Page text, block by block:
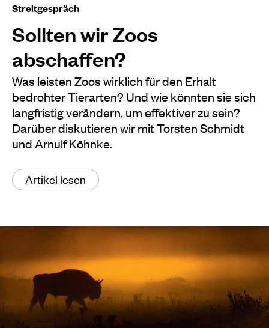
Streitgespräch
Sollten wir Zoos
abschaffen?
Was leisten Zoos wirklich für den Erhalt
bedrohter Tierarten? Und wie könnten sie sich
langfristig verändern, um effektiver zu sein?
Darüber diskutieren wir mit Torsten Schmidt
und Arnulf Köhnke.
Artikel lesen